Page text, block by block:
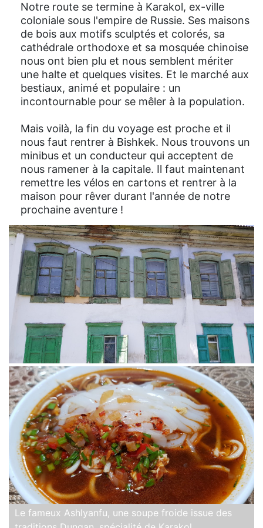
Notre route se termine à Karakol, ex-ville
coloniale sous l'empire de Russie. Ses maisons
de bois aux motifs sculptés et colorés, sa
cathédrale orthodoxe et sa mosquée chinoise
nous ont bien plu et nous semblent mériter
une halte et quelques visites. Et le marché aux
bestiaux, animé et populaire : un
incontournable pour se mêler à la population.
Mais voilà, la fin du voyage est proche et il
nous faut rentrer à Bishkek. Nous trouvons un
minibus et un conducteur qui acceptent de
nous ramener à la capitale. Il faut maintenant
remettre les vélos en cartons et rentrer à la
maison pour rêver durant l'année de notre
prochaine aventure !
Le fameux Ashlyanfu, une soupe froide issue des